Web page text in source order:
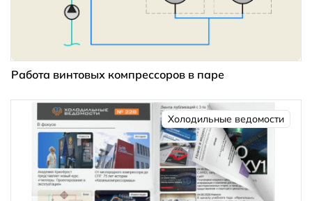
Работа винтовых компрессоров в паре
Холодильные ведомости